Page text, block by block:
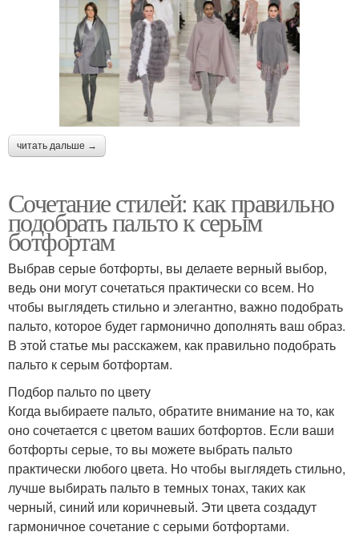
читать дальше →
Сочетание стилей: как правильно
подобрать пальто к серым
ботфортам
Выбрав серые ботфорты, вы делаете верный выбор,
ведь они могут сочетаться практически со всем. Но
чтобы выглядеть стильно и элегантно, важно подобрать
пальто, которое будет гармонично дополнять ваш образ.
В этой статье мы расскажем, как правильно подобрать
пальто к серым ботфортам.
Подбор пальто по цвету
Когда выбираете пальто, обратите внимание на то, как
оно сочетается с цветом ваших ботфортов. Если ваши
ботфорты серые, то вы можете выбрать пальто
практически любого цвета. Но чтобы выглядеть стильно,
лучше выбирать пальто в темных тонах, таких как
черный, синий или коричневый. Эти цвета создадут
гармоничное сочетание с серыми ботфортами.